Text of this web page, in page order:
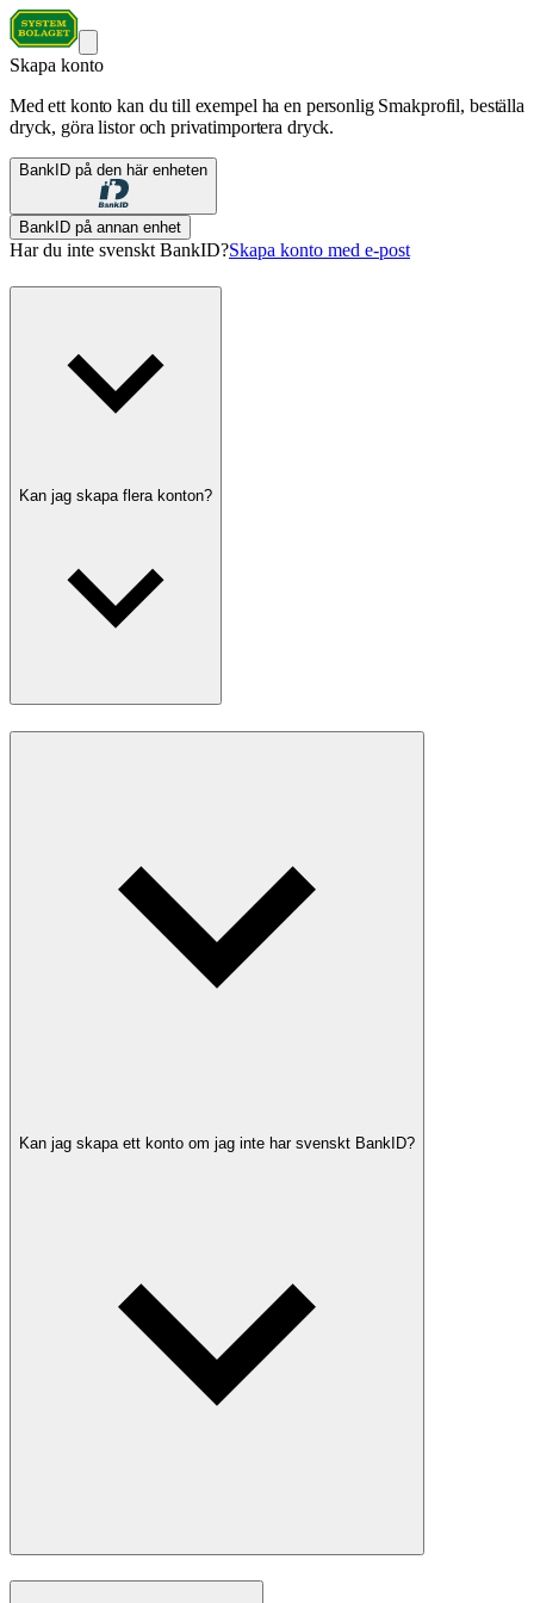
Skapa konto
Med ett konto kan du till exempel ha en personlig Smakprofil, beställa
dryck, göra listor och privatimportera dryck.
BankID på den här enheten
BankID på annan enhet
Har du inte svenskt BankID?Skapa konto med e-post
Kan jag skapa flera konton?
Kan jag skapa ett konto om jag inte har svenskt BankID?